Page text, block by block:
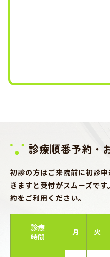
診療順番予約・
初診の方はご来院前に初診
きますと受付がスムーズで
約をご利用ください。
診療
時間
月 火